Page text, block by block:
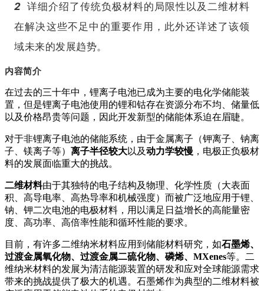
2 详细介绍了传统负极材料的局限性以及二维材料
在解决这些不足中的重要作用，此外还详述了该领
域未来的发展趋势。
内容简介
在过去的三十年中，锂离子电池已成为主要的电化学储能装
置，但是锂离子电池使用的锂和钴存在资源分布不均、储量低
以及价格昂贵等问题，因此开发新型的储能体系迫在眉睫。
对于非锂离子电池的储能系统，由于金属离子（钾离子、钠离
子、镁离子等） 离子半径较大以及动力学较慢 ，电极正负极材
料的发展面临重大的挑战。
二维材料由于其独特的电子结构及物理、化学性质（大表面
积、高导电率、高热导率和机械强度）而被广泛地应用于锂、
钠、钾二次电池的电极材料，用以满足日益增长的高能量密
度、高功率、高倍率性能和循环性能的要求。
目前，有许多二维纳米材料应用到储能材料研究，如石墨烯、
过渡金属氧化物、过渡金属二硫化物、磷烯、MXenes等。二
维纳米材料的发展为清洁能源装置的研发和应对全球能源需求
带来的挑战提供了极大的机遇。石墨烯作为典型的二维材料被